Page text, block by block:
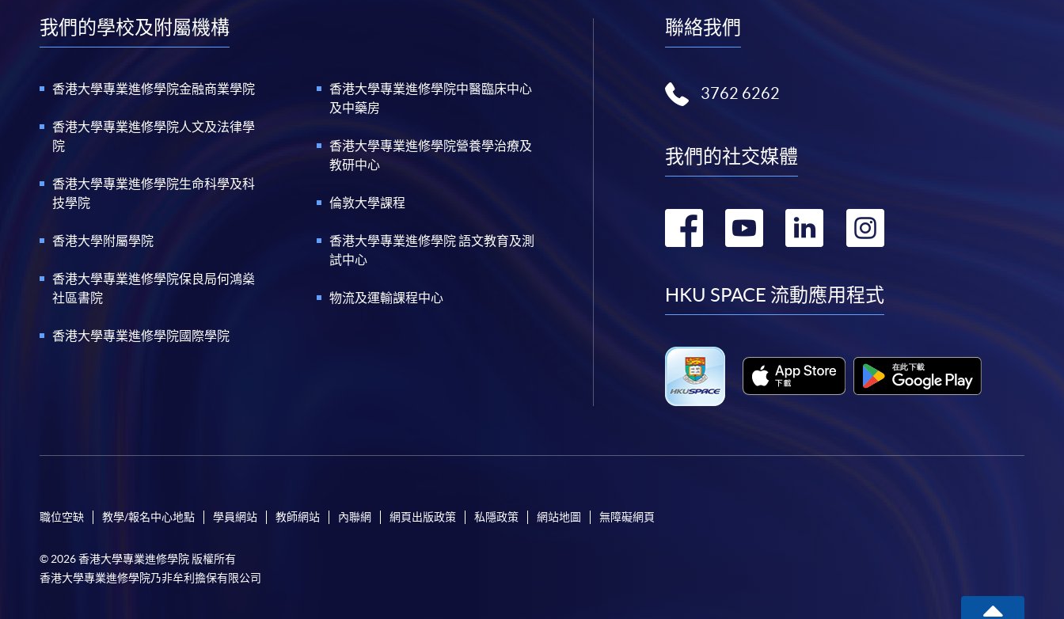
我們的學校及附屬機構
香港大學專業進修學院金融商業學院
香港大學專業進修學院人文及法律學
院
香港大學專業進修學院生命科學及科
技學院
香港大學附屬學院
香港大學專業進修學院保良局何鴻燊
社區書院
香港大學專業進修學院國際學院
香港大學專業進修學院中醫臨床中心
及中藥房
香港大學專業進修學院營養學治療及
教研中心
倫敦大學課程
香港大學專業進修學院 語文教育及測
試中心
物流及運輸課程中心
聯絡我們
3762 6262
我們的社交媒體
轉
facebook
轉
youtube
轉
linkedin
轉
instagram
HKU SPACE 流動應用程式
職位空缺 教學/報名中心地點 學員網站 教師網站 內聯網 網頁出版政策 私隱政策 網站地圖 無障礙網頁
© 2026 香港大學專業進修學院 版權所有
香港大學專業進修學院乃非牟利擔保有限公司